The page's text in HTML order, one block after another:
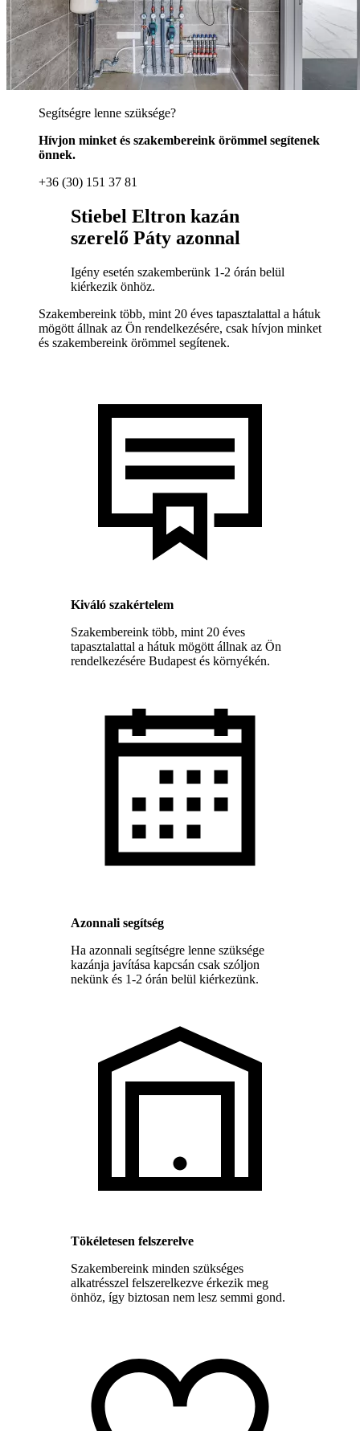
Segítségre lenne szüksége?
Hívjon minket és szakembereink örömmel segítenek
önnek.
+36 (30) 151 37 81
Stiebel Eltron kazán
szerelő Páty azonnal
Igény esetén szakemberünk 1-2 órán belül
kiérkezik önhöz.
Szakembereink több, mint 20 éves tapasztalattal a hátuk
mögött állnak az Ön rendelkezésére, csak hívjon minket
és szakembereink örömmel segítenek.
Kiváló szakértelem
Szakembereink több, mint 20 éves
tapasztalattal a hátuk mögött állnak az Ön
rendelkezésére Budapest és környékén.
Azonnali segítség
Ha azonnali segítségre lenne szüksége
kazánja javítása kapcsán csak szóljon
nekünk és 1-2 órán belül kiérkezünk.
Tökéletesen felszerelve
Szakembereink minden szükséges
alkatrésszel felszerelkezve érkezik meg
önhöz, így biztosan nem lesz semmi gond.